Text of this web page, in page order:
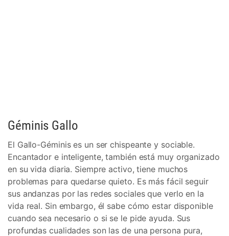
Géminis Gallo
El Gallo-Géminis es un ser chispeante y sociable.
Encantador e inteligente, también está muy organizado
en su vida diaria. Siempre activo, tiene muchos
problemas para quedarse quieto. Es más fácil seguir
sus andanzas por las redes sociales que verlo en la
vida real. Sin embargo, él sabe cómo estar disponible
cuando sea necesario o si se le pide ayuda. Sus
profundas cualidades son las de una persona pura,